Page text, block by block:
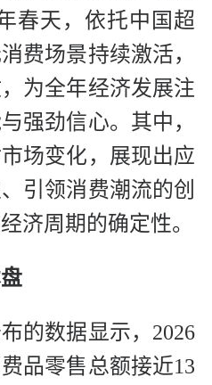
春天，依托中国超
费场景持续激活，
为全年经济发展注
强劲信心。其中，
场变化，展现出应
引领消费潮流的创
济周期的确定性。
的数据显示，2026
品零售总额接近13